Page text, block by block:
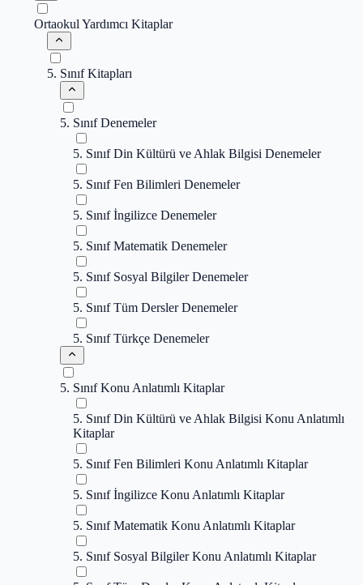
Ortaokul Yardımcı Kitaplar
5. Sınıf Kitapları
5. Sınıf Denemeler
5. Sınıf Din Kültürü ve Ahlak Bilgisi Denemeler
5. Sınıf Fen Bilimleri Denemeler
5. Sınıf İngilizce Denemeler
5. Sınıf Matematik Denemeler
5. Sınıf Sosyal Bilgiler Denemeler
5. Sınıf Tüm Dersler Denemeler
5. Sınıf Türkçe Denemeler
5. Sınıf Konu Anlatımlı Kitaplar
5. Sınıf Din Kültürü ve Ahlak Bilgisi Konu Anlatımlı
Kitaplar
5. Sınıf Fen Bilimleri Konu Anlatımlı Kitaplar
5. Sınıf İngilizce Konu Anlatımlı Kitaplar
5. Sınıf Matematik Konu Anlatımlı Kitaplar
5. Sınıf Sosyal Bilgiler Konu Anlatımlı Kitaplar